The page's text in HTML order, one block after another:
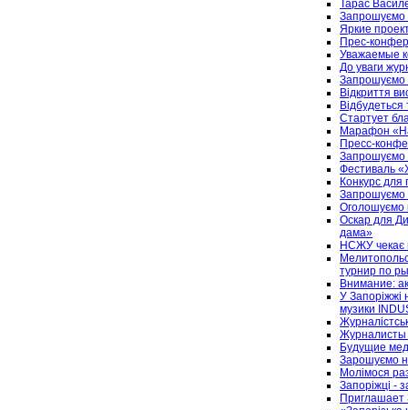
Тарас
Запрошуємо
Яркие
Прес-
Уважаемые
До уваги
Запрошуємо
Відкриття
Відбудеться
Стартует
Марафон
Пресс-
Запрошуємо
Фестиваль
Конкурс для
Запрошуємо
Оголошуємо
Оскар для
дама»
НСЖУ чекає
турнир по
Внимание:
У Запоріжжі
музики
Журналисты
Будущие
Зарошуємо
Молімося
Запоріжці -
Приглашает